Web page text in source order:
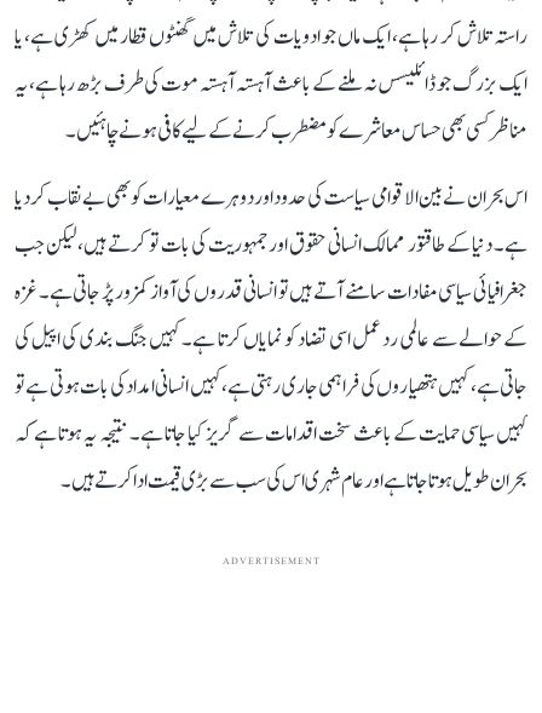
راستہ تلاش کر رہا ہے، ایک ماں جو ادویات کی تلاش میں گھنٹوں قطار میں کھڑی ہے، یا
ایک بزرگ جو ڈائلیسس نہ ملنے کے باعث آہستہ آہستہ موت کی طرف بڑھ رہا ہے، یہ
مناظر کسی بھی حساس معاشرے کو مضطرب کرنے کے لیے کافی ہونے چاہئیں۔
اس بحران نے بین الاقوامی سیاست کی حدود اور دوہرے معیارات کو بھی بے نقاب کر دیا
ہے۔ دنیا کے طاقتور ممالک انسانی حقوق اور جمہوریت کی بات تو کرتے ہیں، لیکن جب
جغرافیائی سیاسی مفادات سامنے آتے ہیں تو انسانی قدروں کی آواز کمزور پڑ جاتی ہے۔ غزہ
کے حوالے سے عالمی رد عمل اسی تضاد کو نمایاں کرتا ہے۔ کہیں جنگ بندی کی اپیل کی
جاتی ہے، کہیں ہتھیاروں کی فراہمی جاری رہتی ہے، کہیں انسانی امداد کی بات ہوتی ہے تو
کہیں سیاسی حمایت کے باعث سخت اقدامات سے گریز کیا جاتا ہے۔ نتیجہ یہ ہوتا ہے کہ
بحران طویل ہوتا جاتا ہے اور عام شہری اس کی سب سے بڑی قیمت ادا کرتے ہیں۔
ADVERTISEMENT